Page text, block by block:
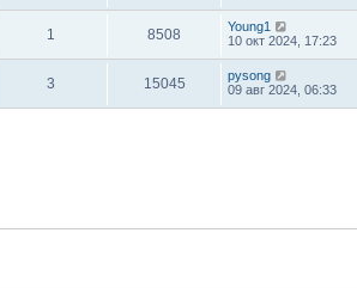
1 8508
Young1
10 окт 2024, 17:23
3 15045
pysong
09 авг 2024, 06:33